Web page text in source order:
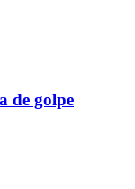
de golpe